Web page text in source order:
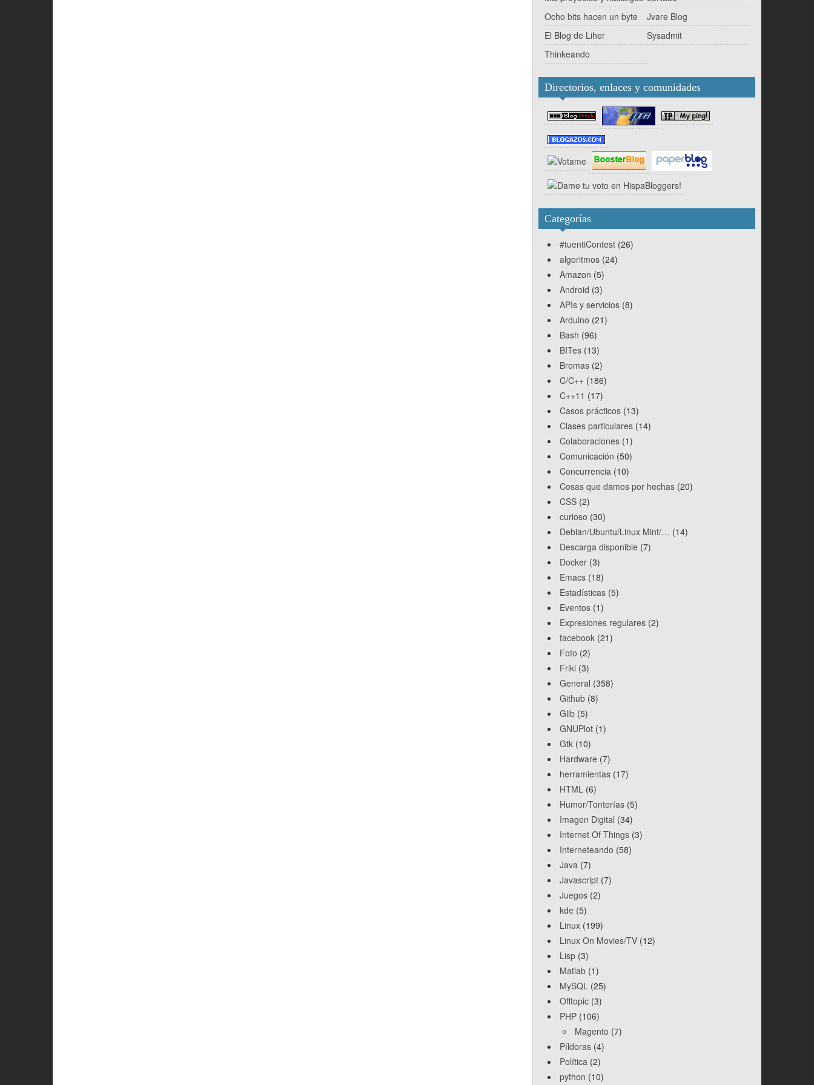
Ocho bits hacen un byte
Jvare Blog
El Blog de Liher
Sysadmit
Thinkeando
Directorios, enlaces y comunidades
Categorías
#tuentiContest (26)
algoritmos (24)
Amazon (5)
Android (3)
APIs y servicios (8)
Arduino (21)
Bash (96)
BITes (13)
Bromas (2)
C/C++ (186)
C++11 (17)
Casos prácticos (13)
Clases particulares (14)
Colaboraciones (1)
Comunicación (50)
Concurrencia (10)
Cosas que damos por hechas (20)
CSS (2)
curioso (30)
Debian/Ubuntu/Linux Mint/… (14)
Descarga disponible (7)
Docker (3)
Emacs (18)
Estadísticas (5)
Eventos (1)
Expresiones regulares (2)
facebook (21)
Foto (2)
Friki (3)
General (358)
Github (8)
Glib (5)
GNUPlot (1)
Gtk (10)
Hardware (7)
herramientas (17)
HTML (6)
Humor/Tonterías (5)
Imagen Digital (34)
Internet Of Things (3)
Interneteando (58)
Java (7)
Javascript (7)
Juegos (2)
kde (5)
Linux (199)
Linux On Movies/TV (12)
Lisp (3)
Matlab (1)
MySQL (25)
Offtopic (3)
PHP (106)
Magento (7)
Píldoras (4)
Política (2)
python (10)